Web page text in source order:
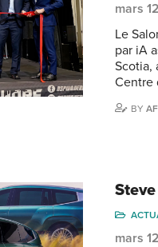
mars
Le
par iA
Scotia,
Centre
BY
mars